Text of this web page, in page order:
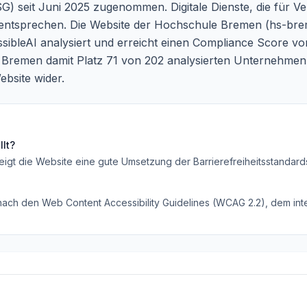
seit Juni 2025 zugenommen. Digitale Dienste, die für
Die Website der Hochschule Bremen (hs-
analysiert und erreicht einen Compliance Score
damit Platz 71 von 202 analysierten
wider.
die Website eine gute Umsetzung der
den Web Content Accessibility Guidelines (WCAG 2.2), dem